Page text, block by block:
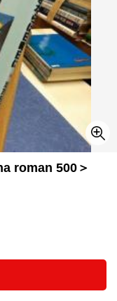
roman 500＞